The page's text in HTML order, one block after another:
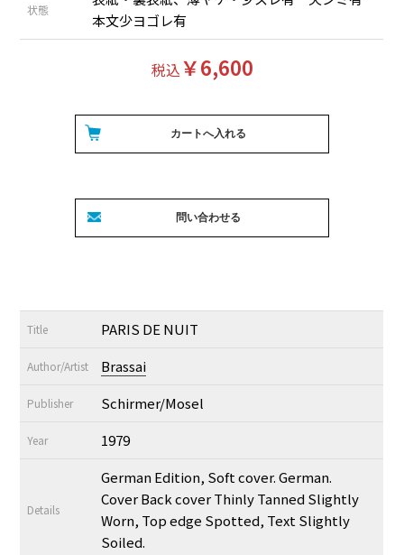
状態
本文少ヨゴレ有
税込￥6,600
Title PARIS DE NUIT
Author/Artist Brassai
Publisher Schirmer/Mosel
Year 1979
Details
German Edition, Soft cover. German.
Cover Back cover Thinly Tanned Slightly
Worn, Top edge Spotted, Text Slightly
Soiled.